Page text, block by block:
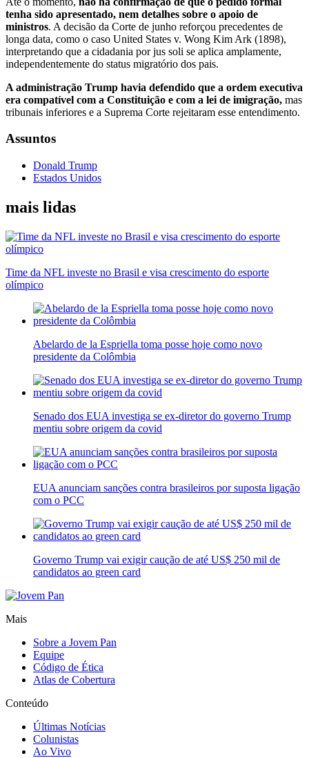
tenha sido apresentado, nem detalhes sobre o apoio de
ministros. A decisão da Corte de junho reforçou precedentes de
longa data, como o caso United States v. Wong Kim Ark (1898),
interpretando que a cidadania por jus soli se aplica amplamente,
independentemente do status migratório dos pais.
A administração Trump havia defendido que a ordem executiva
era compatível com a Constituição e com a lei de imigração, mas
tribunais inferiores e a Suprema Corte rejeitaram esse entendimento.
Assuntos
Donald Trump
Estados Unidos
mais lidas
Time da NFL investe no Brasil e visa crescimento do esporte
olímpico
Abelardo de la Espriella toma posse hoje como novo
presidente da Colômbia
Senado dos EUA investiga se ex-diretor do governo Trump
mentiu sobre origem da covid
EUA anunciam sanções contra brasileiros por suposta ligação
com o PCC
Governo Trump vai exigir caução de até US$ 250 mil de
candidatos ao green card
Mais
Sobre a Jovem Pan
Equipe
Código de Ética
Atlas de Cobertura
Conteúdo
Últimas Notícias
Colunistas
Ao Vivo